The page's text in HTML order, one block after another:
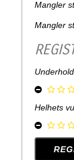
Mangler
Mangler
Helhets